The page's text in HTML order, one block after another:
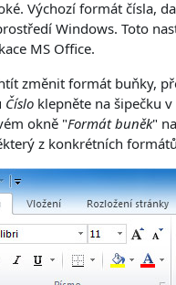
Výchozí formát čísla,
Windows. Toto
MS Office.
změnit formát buňky,
Číslo klepněte na šipečku
okně "Formát buněk"
z konkrétních